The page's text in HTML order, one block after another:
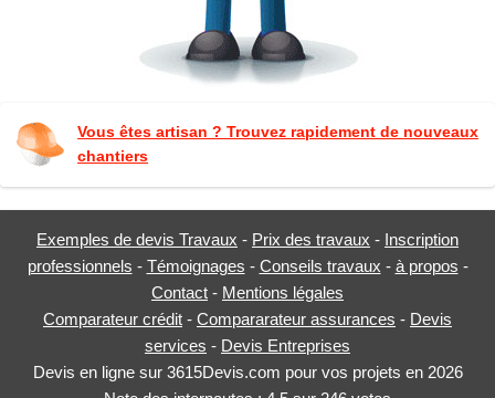
Vous êtes artisan ? Trouvez rapidement de nouveaux
chantiers
Exemples de devis Travaux - Prix des travaux - Inscription
professionnels - Témoignages - Conseils travaux - à propos -
Contact - Mentions légales
Comparateur crédit - Compararateur assurances - Devis
services - Devis Entreprises
Devis en ligne sur 3615Devis.com pour vos projets en 2026